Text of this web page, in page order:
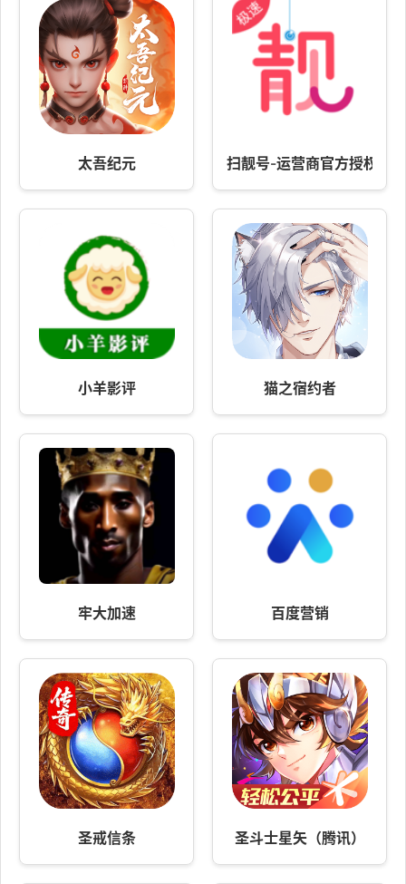
太吾纪元 扫靓号-运营商官方授权
小羊影评 猫之宿约者
牢大加速 百度营销
圣戒信条 圣斗士星矢（腾讯）